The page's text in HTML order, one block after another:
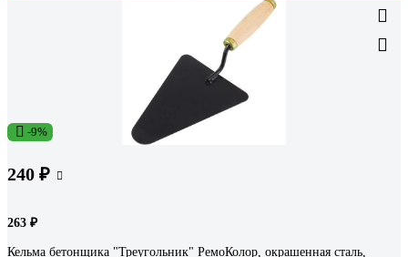
-9%
240 ₽
263 ₽
Кельма бетонщика "Треугольник" РемоКолор, окрашенная сталь,